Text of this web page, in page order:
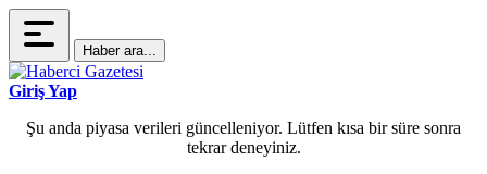
Haber ara...
Giriş Yap
Şu anda piyasa verileri güncelleniyor. Lütfen kısa bir süre sonra
tekrar deneyiniz.